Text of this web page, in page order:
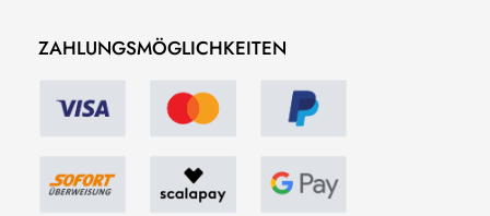
ZAHLUNGSMÖGLICHKEITEN